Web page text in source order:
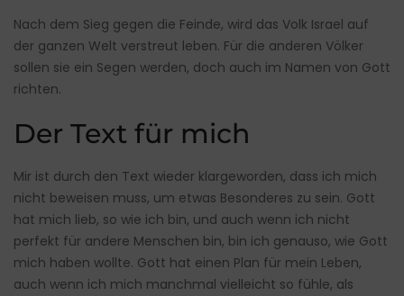
Nach dem Sieg gegen die Feinde, wird das Volk Israel auf
der ganzen Welt verstreut leben. Für die anderen Völker
sollen sie ein Segen werden, doch auch im Namen von Gott
richten.
Der Text für mich
Mir ist durch den Text wieder klargeworden, dass ich mich
nicht beweisen muss, um etwas Besonderes zu sein. Gott
hat mich lieb, so wie ich bin, und auch wenn ich nicht
perfekt für andere Menschen bin, bin ich genauso, wie Gott
mich haben wollte. Gott hat einen Plan für mein Leben,
auch wenn ich mich manchmal vielleicht so fühle, als